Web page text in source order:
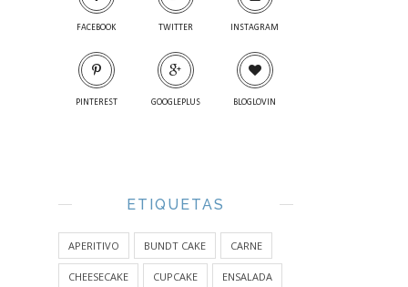
FACEBOOK TWITTER INSTAGRAM
PINTEREST GOOGLEPLUS BLOGLOVIN
ETIQUETAS
APERITIVO BUNDT CAKE CARNE
CHEESECAKE CUPCAKE ENSALADA